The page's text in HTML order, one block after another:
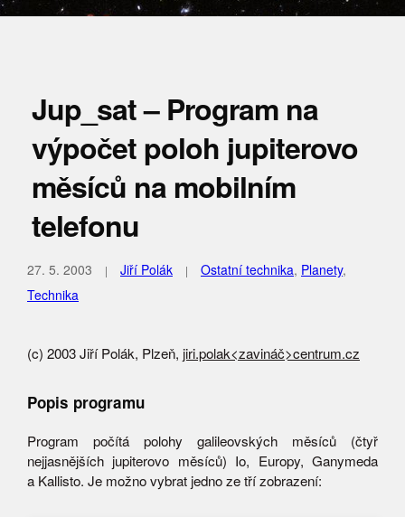
Jup_sat – Program na
výpočet poloh jupiterovo
měsíců na mobilním
telefonu
27. 5. 2003 Jiří Polák Ostatní technika, Planety,
Technika
(c) 2003 Jiří Polák, Plzeň, jiri.polak<zavináč>centrum.cz
Popis programu
Program počítá polohy galileovských měsíců (čtyř
nejjasnějších jupiterovo měsíců) Io, Europy, Ganymeda
a Kallisto. Je možno vybrat jedno ze tří zobrazení: